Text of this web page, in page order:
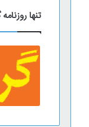
تنها